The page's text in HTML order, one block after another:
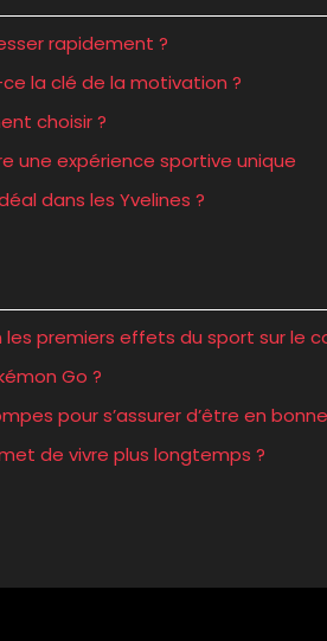
rapidement ?
la clé de la motivation ?
choisir ?
une expérience sportive unique
dans les Yvelines ?
premiers effets du sport sur le
Go ?
pour s’assurer d’être en
de vivre plus longtemps ?